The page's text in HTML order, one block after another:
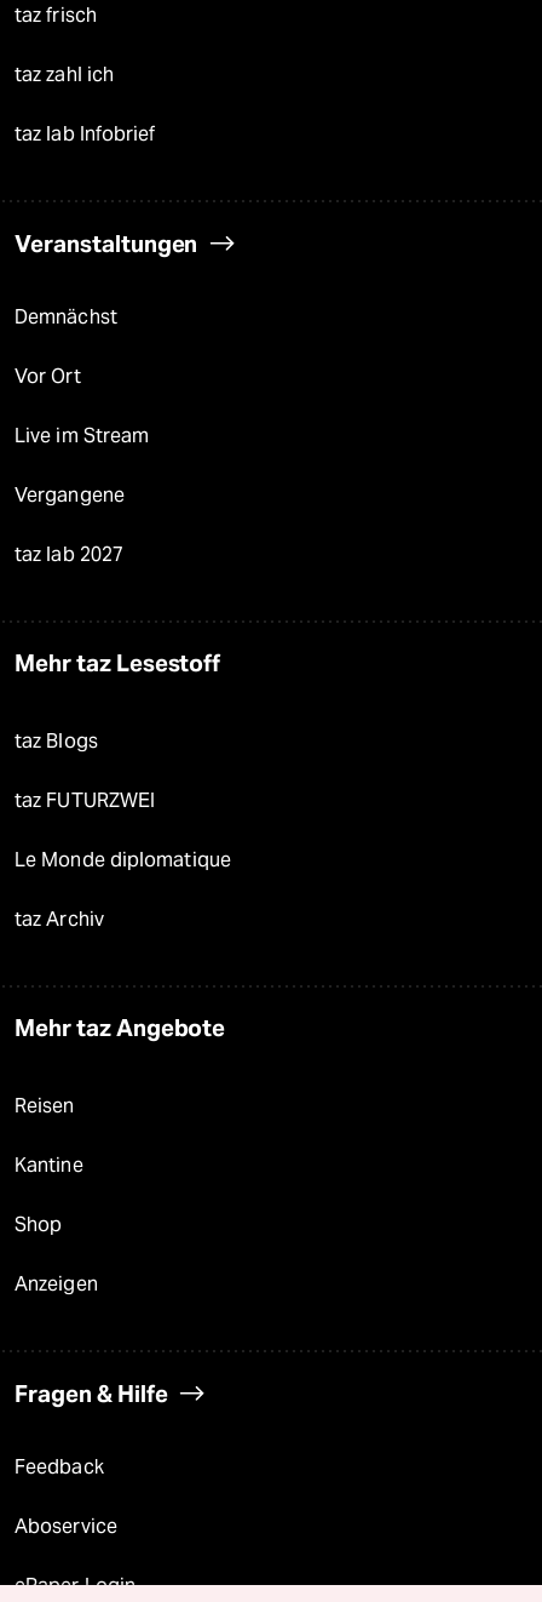
taz frisch
taz zahl ich
taz lab Infobrief
Veranstaltungen
Demnächst
Vor Ort
Live im Stream
Vergangene
taz lab 2027
Mehr taz Lesestoff
taz Blogs
taz FUTURZWEI
Le Monde diplomatique
taz Archiv
Mehr taz Angebote
Reisen
Kantine
Shop
Anzeigen
Fragen & Hilfe
Feedback
Aboservice
ePaper Login